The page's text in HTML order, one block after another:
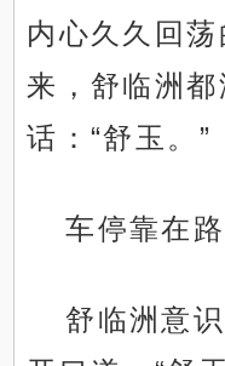
内心久久回
来，舒临洲
话：“舒玉。”
车停靠在
舒临洲意